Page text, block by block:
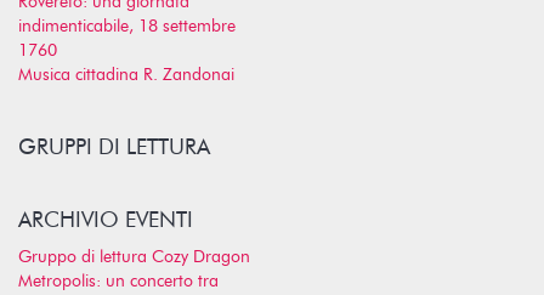
indimenticabile, 18 settembre
1760
Musica cittadina R. Zandonai
GRUPPI DI LETTURA
ARCHIVIO EVENTI
Gruppo di lettura Cozy Dragon
Metropolis: un concerto tra